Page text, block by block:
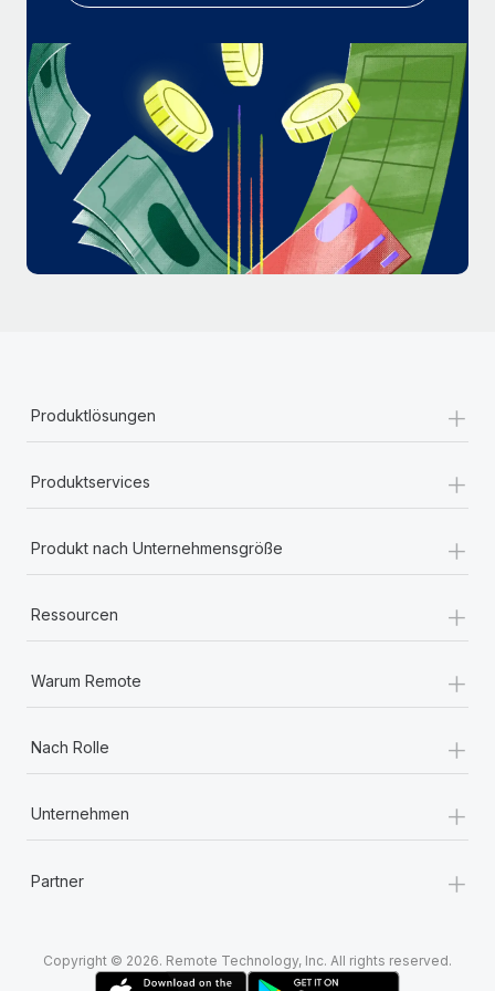
Mehr erfahren
Produktlösungen +
Produktservices +
Produkt nach Unternehmensgröße +
Ressourcen +
Warum Remote +
Nach Rolle +
Unternehmen +
Partner +
Copyright © 2026. Remote Technology, Inc. All rights reserved.